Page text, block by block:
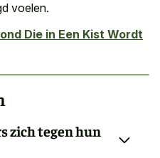
voelen.
Die in Een Kist Wordt
zich tegen hun